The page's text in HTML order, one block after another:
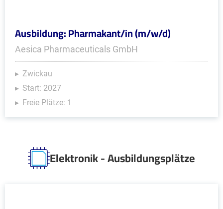
Ausbildung: Pharmakant/in (m/w/d)
Aesica Pharmaceuticals GmbH
Zwickau
Start: 2027
Freie Plätze: 1
Elektronik - Ausbildungsplätze